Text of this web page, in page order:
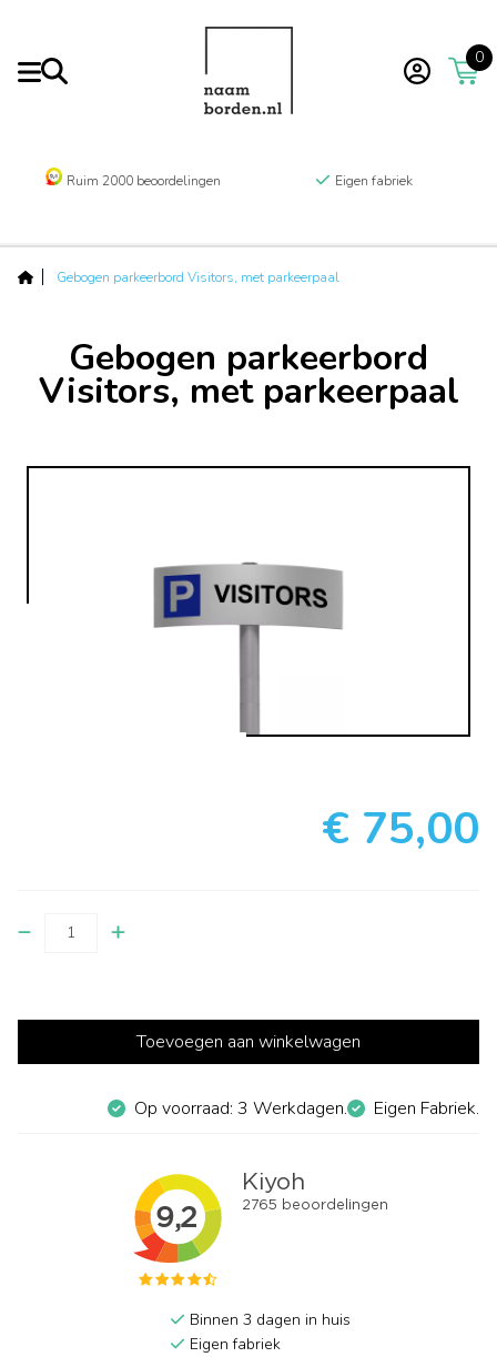
0
Ruim 2000 beoordelingen Eigen fabriek
Gebogen parkeerbord Visitors, met parkeerpaal
Gebogen parkeerbord
Visitors, met parkeerpaal
€ 75,00
Toevoegen aan winkelwagen
Op voorraad: 3 Werkdagen. Eigen Fabriek.
Binnen 3 dagen in huis
Eigen fabriek